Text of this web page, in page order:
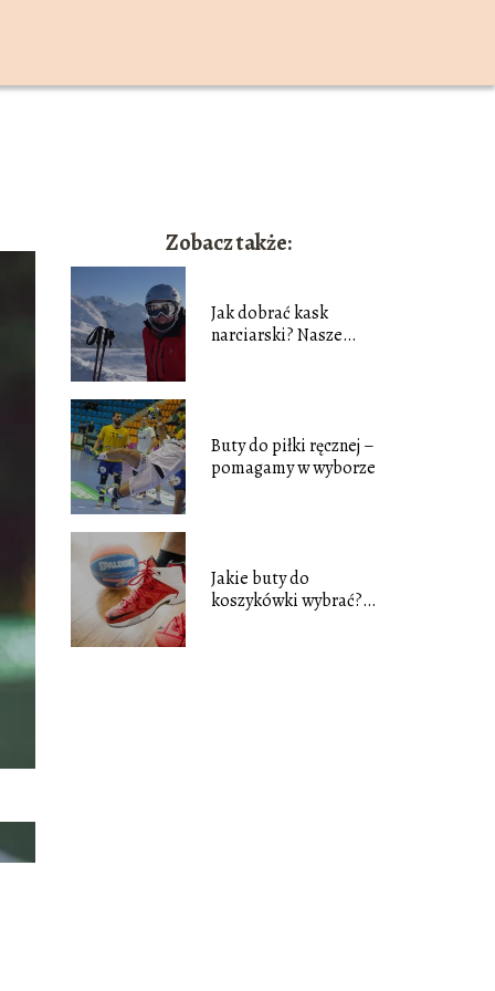
Zobacz także:
Jak dobrać kask
narciarski? Nasze
Buty do piłki ręcznej –
pomagamy w wyborze
Jakie buty do
koszykówki wybrać?